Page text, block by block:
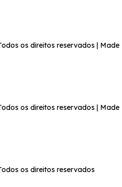
os direitos reservados | Made
os direitos reservados | Made
os direitos reservados